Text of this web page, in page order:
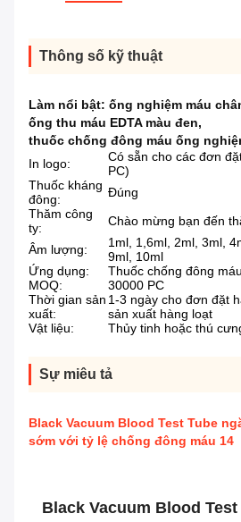
Thông số kỹ thuật
Làm nổi bật: ống nghiệm máu
ống thu máu EDTA màu đen,
thuốc chống đông máu ống
In logo:
Có sẵn cho các đơn
PC)
Thuốc kháng
đông:
Đúng
Thăm công
ty:
Chào mừng bạn đến
Âm lượng:
1ml, 1,6ml, 2ml, 3ml,
9ml, 10ml
Ứng dụng:
Thuốc chống đông
MOQ:
30000 PC
Thời gian sản
xuất:
1-3 ngày cho đơn đặt
sản xuất hàng loạt
Vật liệu:
Thủy tinh hoặc thú
Sự miêu tả
Black Vacuum Blood Test Tube
sớm với tỷ lệ chống đông máu 14
Black Vacuum Blood